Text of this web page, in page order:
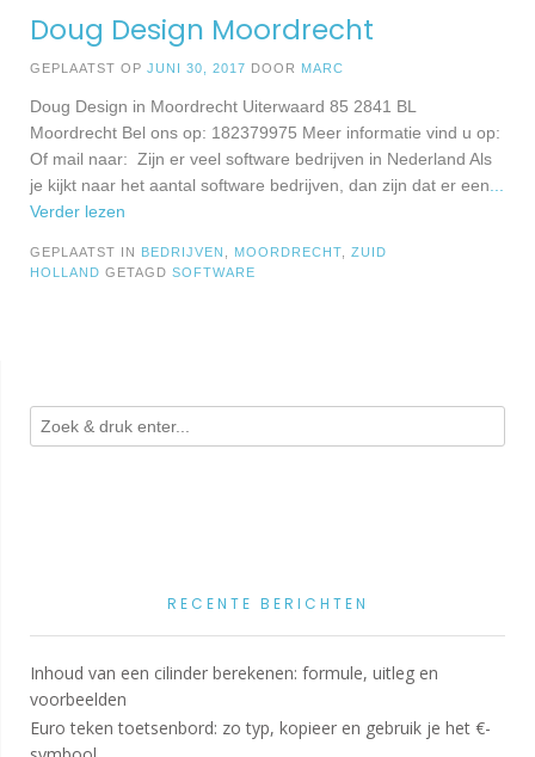
Doug Design Moordrecht
GEPLAATST OP JUNI 30, 2017 DOOR MARC
Doug Design in Moordrecht Uiterwaard 85 2841 BL
Moordrecht Bel ons op: 182379975 Meer informatie vind u op:
Of mail naar: Zijn er veel software bedrijven in Nederland Als
je kijkt naar het aantal software bedrijven, dan zijn dat er een
Verder lezen
GEPLAATST IN BEDRIJVEN MOORDRECHT
ZUID
HOLLAND GETAGD SOFTWARE
RECENTE BERICHTEN
Inhoud van een cilinder berekenen: formule, uitleg en
voorbeelden
Euro teken toetsenbord: zo typ, kopieer en gebruik je het €-